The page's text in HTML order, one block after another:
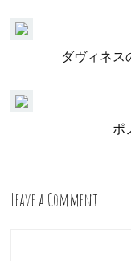
ダヴィネ
ポ
Leave a Comment